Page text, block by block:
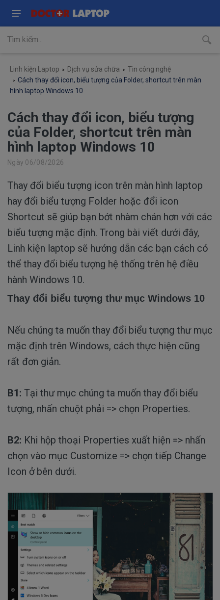
Linh kiện Laptop Dịch vụ sửa chữa
Tin công nghệ
Cách thay đổi icon, biểu tượng của Folder, shortcut trên màn
hình laptop Windows 10
Cách thay đổi icon, biểu tượng
của Folder, shortcut trên màn
hình laptop Windows 10
Ngày 06/08/2026
Thay đổi biểu tượng icon trên màn hình laptop
hay đổi biểu tượng Folder hoặc đổi icon
Shortcut sẽ giúp bạn bớt nhàm chán hơn với các
biểu tượng mặc định. Trong bài viết dưới đây,
Linh kiện laptop sẽ hướng dẫn các bạn cách có
thể thay đổi biểu tượng hệ thống trên hệ điều
hành Windows 10.
Thay đổi biểu tượng thư mục Windows 10
Nếu chúng ta muốn thay đổi biểu tượng thư mục
mặc định trên Windows, cách thực hiện cũng
rất đơn giản.
B1: Tại thư mục chúng ta muốn thay đổi biểu
tượng, nhấn chuột phải => chọn Properties.
B2: Khi hộp thoại Properties xuất hiện => nhấn
chọn vào mục Customize => chọn tiếp Change
Icon ở bên dưới.